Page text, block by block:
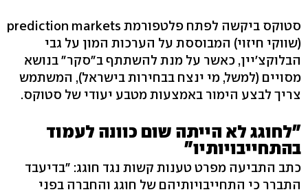
סטוקס ביקשה לפתח פלטפורמת prediction markets
(שווקי חיזוי) המבוססת על הערכות המון על גבי
הבלוקצ'יין, כאשר על מנת להשתתף ב"סקר" בנושא
מסויים (למשל, מי ינצח בבחירות בישראל), המשתמש
צריך לבצע הימור באמצעות מטבע יעודי של סטוקס.
"לחוגג לא הייתה שום כוונה לעמוד
בהתחייבויותיו"
כתב התביעה מפרט טענות קשות נגד חוגג: "בדיעבד
התברר כי התחייבויותיהם של חוגג והחברה בפני